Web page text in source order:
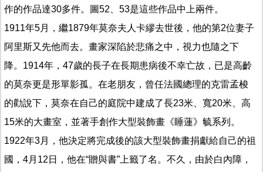
作的作品達30多件。圖52、53是這些作品中上兩件。
1911年5月，繼1879年莫奈夫人卡繆去世後，他的第2位妻子
阿里斯又先他而去。畫家深陷於悲痛之中，視力也隨之下
降。1914年，47歲的長子在長期患病後不幸亡故，已是高齡
的莫奈更是形單影孤。在老朋友，曾任法國總理的克雷孟梭
的勸說下，莫奈在自己的庭院中建成了長23米、寬20米、高
15米的大畫室，並著手創作大型裝飾畫《睡蓮》毓系列。
1922年3月，他決定將完成後的該大型裝飾畫捐獻給自己的祖
國，4月12日，他在“贈與書”上籤了名。不久，由於白內障，